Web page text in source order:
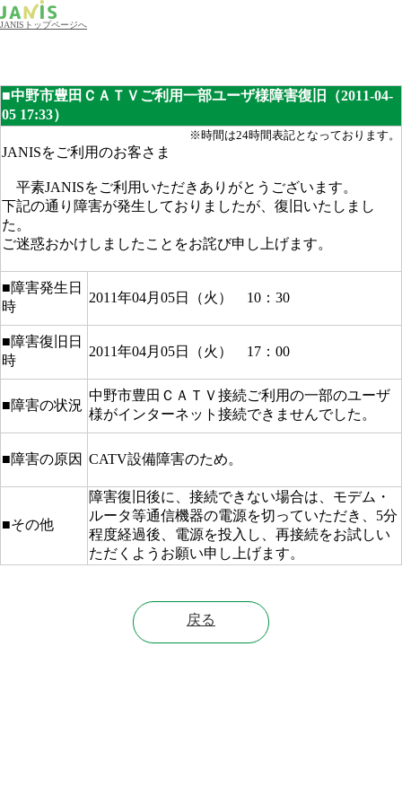
JANISトップページへ
■中野市豊田ＣＡＴＶご利用一部ユーザ様障害復旧（2011-04-
05 17:33）
※時間は24時間表記となっております。
JANISをご利用のお客さま
平素JANISをご利用いただきありがとうございます。
下記の通り障害が発生しておりましたが、復旧いたしまし
た。
ご迷惑おかけしましたことをお詫び申し上げます。
■障害発生日
時
2011年04月05日（火） 10：30
■障害復旧日
時
2011年04月05日（火） 17：00
■障害の状況
中野市豊田ＣＡＴＶ接続ご利用の一部のユーザ
様がインターネット接続できませんでした。
■障害の原因 CATV設備障害のため。
■その他
障害復旧後に、接続できない場合は、モデム・
ルータ等通信機器の電源を切っていただき、5分
程度経過後、電源を投入し、再接続をお試しい
ただくようお願い申し上げます。
戻る